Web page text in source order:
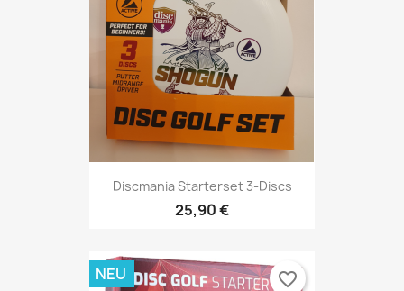
Discmania Starterset 3-Discs
25,90 €
NEU favorite_border